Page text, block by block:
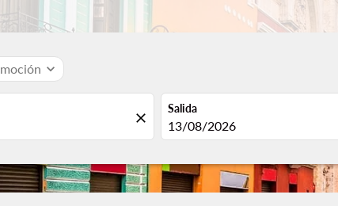
expand_more
close
Salida
fc-booking-departure-date-
13/08/2026